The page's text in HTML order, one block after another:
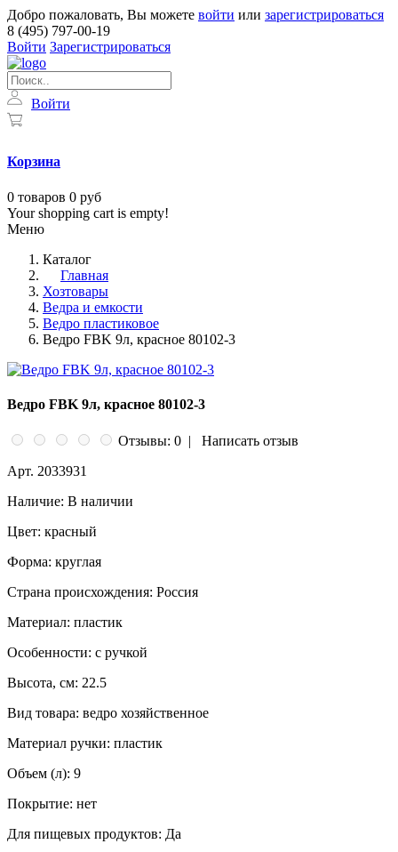
Добро пожаловать, Вы можете войти или зарегистрироваться
8 (495) 797-00-19
Войти Зарегистрироваться
Войти
Корзина
0 товаров 0 руб
Your shopping cart is empty!
Меню
Каталог
Главная
Хозтовары
Ведра и емкости
Ведро пластиковое
Ведро FBK 9л, красное 80102-3
Ведро FBK 9л, красное 80102-3
Отзывы: 0 |
Написать отзыв
Арт. 2033931
Наличие: В наличии
Цвет: красный
Форма: круглая
Страна происхождения: Россия
Материал: пластик
Особенности: с ручкой
Высота, см: 22.5
Вид товара: ведро хозяйственное
Материал ручки: пластик
Объем (л): 9
Покрытие: нет
Для пищевых продуктов: Да